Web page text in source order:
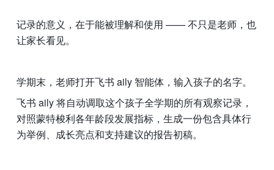
记录的意义，在于能被理解和使用 —— 不只是老师，也
让家长看见。
学期末，老师打开飞书 aily 智能体，输入孩子的名字。
飞书 aily 将自动调取这个孩子全学期的所有观察记录，
对照蒙特梭利各年龄段发展指标，生成一份包含具体行
为举例、成长亮点和支持建议的报告初稿。